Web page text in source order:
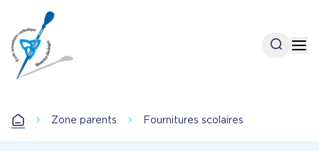
contenu
principal
Open
AccueilZone parents Fournitures scolaires